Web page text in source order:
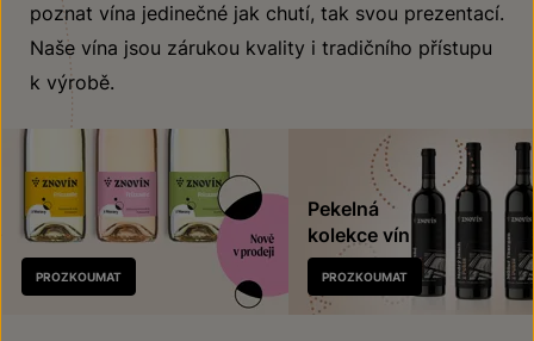
poznat vína jedinečné jak chutí, tak svou prezentací.
Naše vína jsou zárukou kvality i tradičního přístupu
k výrobě.
Nově
v prodeji
PROZKOUMAT
Pekelná
kolekce vín
PROZKOUMAT